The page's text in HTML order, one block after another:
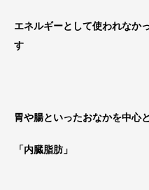
エネルギーとして使われなか
す
胃や腸といったおなかを中心
「内臓脂肪」